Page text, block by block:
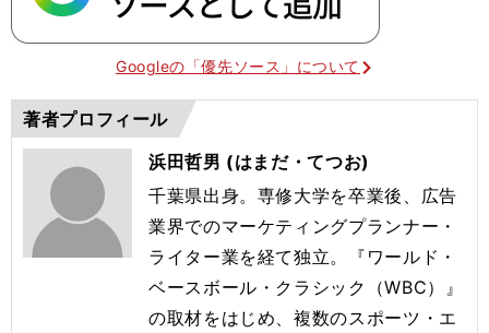
Googleの「優先ソース」について
著者プロフィール
浜田哲男 (はまだ・てつお)
千葉県出身。専修大学を卒業後、広告
業界でのマーケティングプランナー・
ライター業を経て独立。『ワールド・
ベースボール・クラシック（WBC）』
の取材をはじめ、複数のスポーツ・エ